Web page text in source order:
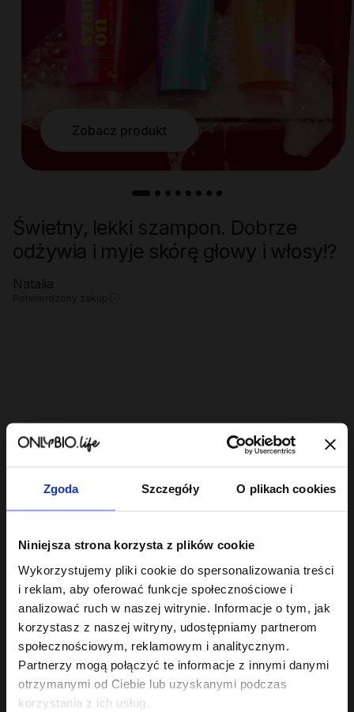
Zgoda Szczegóły O plikach cookies
Niniejsza strona korzysta z plików cookie
Wykorzystujemy pliki cookie do spersonalizowania treści
i reklam, aby oferować funkcje społecznościowe i
analizować ruch w naszej witrynie. Informacje o tym, jak
korzystasz z naszej witryny, udostępniamy partnerom
społecznościowym, reklamowym i analitycznym.
Partnerzy mogą połączyć te informacje z innymi danymi
otrzymanymi od Ciebie lub uzyskanymi podczas
korzystania z ich usług.
Zobacz produkt
Świetny, lekki szampon. Dobrze
odżywia i myje skórę głowy i włosy!?
Natalia
Nie wiesz, jakie produkty
wybrać? 🤔
Sprawdź swoją porowatość i dobierz kosmetyki,
które naprawdę działają. Wykonaj szybki test i
poznaj sposób na piękne, zdrowe włosy.
Dopasuj produkty